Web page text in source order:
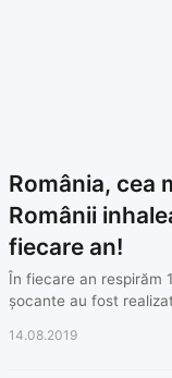
România, cea
Românii
fiecare an!
În fiecare an respirăm
șocante au fost
14.08.2019